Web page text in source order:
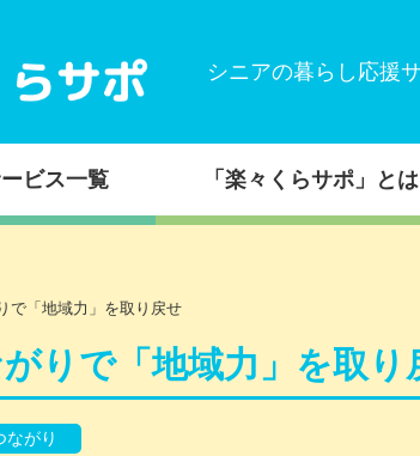
シニアの暮らし応援
ビス一覧 「楽々くらサポ」とは
で「地域力」を取り戻せ
りで「地域力」を取り
ながり